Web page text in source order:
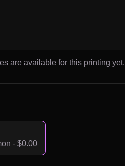
are available for this printing yet.
- $0.00